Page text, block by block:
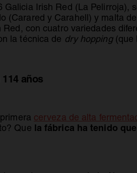
Galicia Irish Red (La Pelirroja),
(Carared y Carahell) y malta
Red, con cuatro variedades
la técnica de dry hopping(que
años
cerveza de alta
Que la fábrica ha tenido